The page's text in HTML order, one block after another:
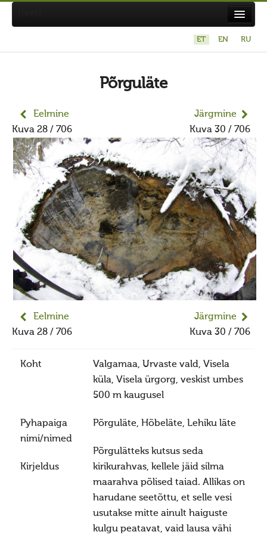
Põhikiri
Aastaaruanded
Kuidas liituda kojaga?
Maavalla Koja juhtimine
Kohalikud kojad
Avaldused
Jumiõie jutud
Usuvabadus
Usuliste Yhenduste Ymarlaud
Maausk
ET EN RU
Põrguläte
Eelmine
Kuva 28 / 706
Järgmine
Kuva 30 / 706
Eelmine
Kuva 28 / 706
Järgmine
Kuva 30 / 706
Koht
Valgamaa, Urvaste vald, Visela
küla, Visela ürgorg, veskist umbes
500 m kaugusel
Pyhapaiga
nimi/nimed
Põrguläte, Hõbeläte, Lehiku läte
Kirjeldus
Põrgulätteks kutsus seda
kirikurahvas, kellele jäid silma
maarahva põlised taiad. Allikas on
harudane seetõttu, et selle vesi
usutakse mitte ainult haiguste
kulgu peatavat, vaid lausa vähi